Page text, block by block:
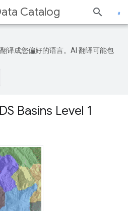
Catalog
译成您偏好的语言。AI 翻译可能包
Basins Level 1